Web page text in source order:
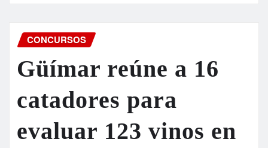
CONCURSOS
Güímar reúne a 16
catadores para
evaluar 123 vinos en